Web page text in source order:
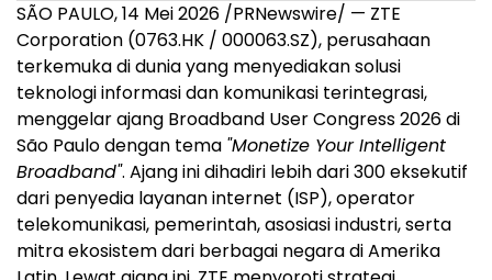
SÃO PAULO,14 Mei 2026 /PRNewswire/ — ZTE
Corporation (0763.HK / 000063.SZ), perusahaan
terkemuka di dunia yang menyediakan solusi
teknologi informasi dan komunikasi terintegrasi,
menggelar ajang Broadband User Congress 2026 di
São Paulo dengan tema "Monetize Your Intelligent
Broadband". Ajang ini dihadiri lebih dari 300 eksekutif
dari penyedia layanan internet (ISP), operator
telekomunikasi, pemerintah, asosiasi industri, serta
mitra ekosistem dari berbagai negara di Amerika